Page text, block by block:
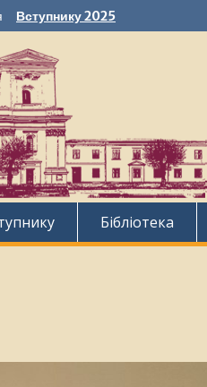
Вступнику 2025
Бібліотека